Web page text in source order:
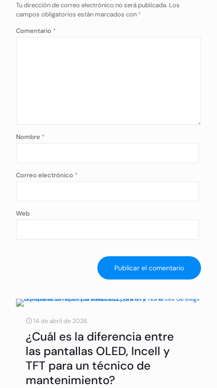
Tu dirección de correo electrónico no será publicada. Los
campos obligatorios están marcados con *
Comentario *
Nombre *
Correo electrónico *
Web
14 de abril de 2026
¿Cuál es la diferencia entre
las pantallas OLED, Incell y
TFT para un técnico de
mantenimiento?